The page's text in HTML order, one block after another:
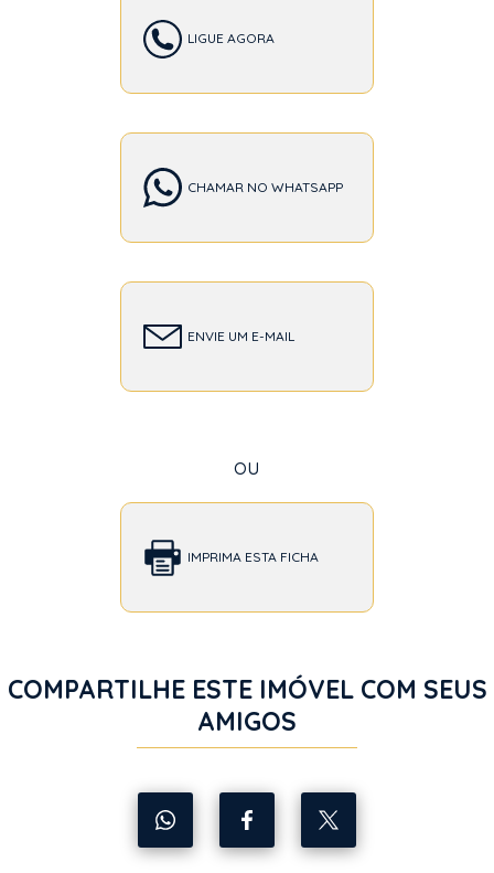
LIGUE AGORA
CHAMAR NO WHATSAPP
ENVIE UM E-MAIL
ou
IMPRIMA ESTA FICHA
COMPARTILHE ESTE IMÓVEL COM SEUS
AMIGOS